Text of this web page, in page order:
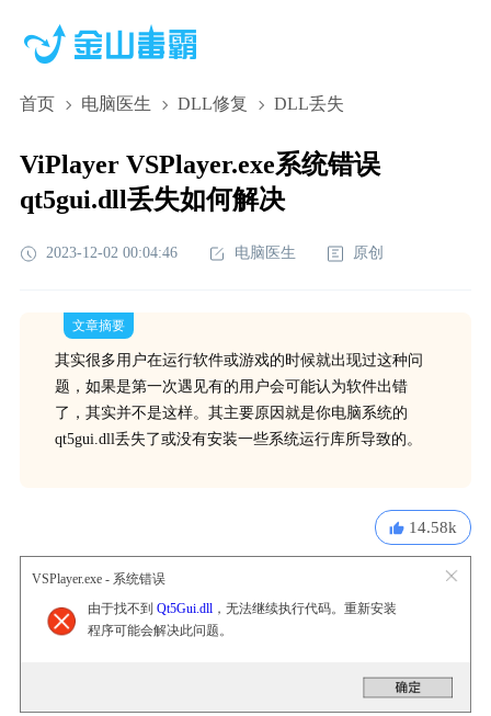
首页 电脑医生 DLL修复 DLL丢失
ViPlayer VSPlayer.exe系统错误
qt5gui.dll丢失如何解决
2023-12-02 00:04:46 电脑医生 原创
文章摘要
其实很多用户在运行软件或游戏的时候就出现过这种问
题，如果是第一次遇见有的用户会可能认为软件出错
了，其实并不是这样。其主要原因就是你电脑系统的
qt5gui.dll丢失了或没有安装一些系统运行库所导致的。
14.58k
VSPlayer.exe - 系统错误
由于找不到 Qt5Gui.dll，无法继续执行代码。重新安装
程序可能会解决此问题。